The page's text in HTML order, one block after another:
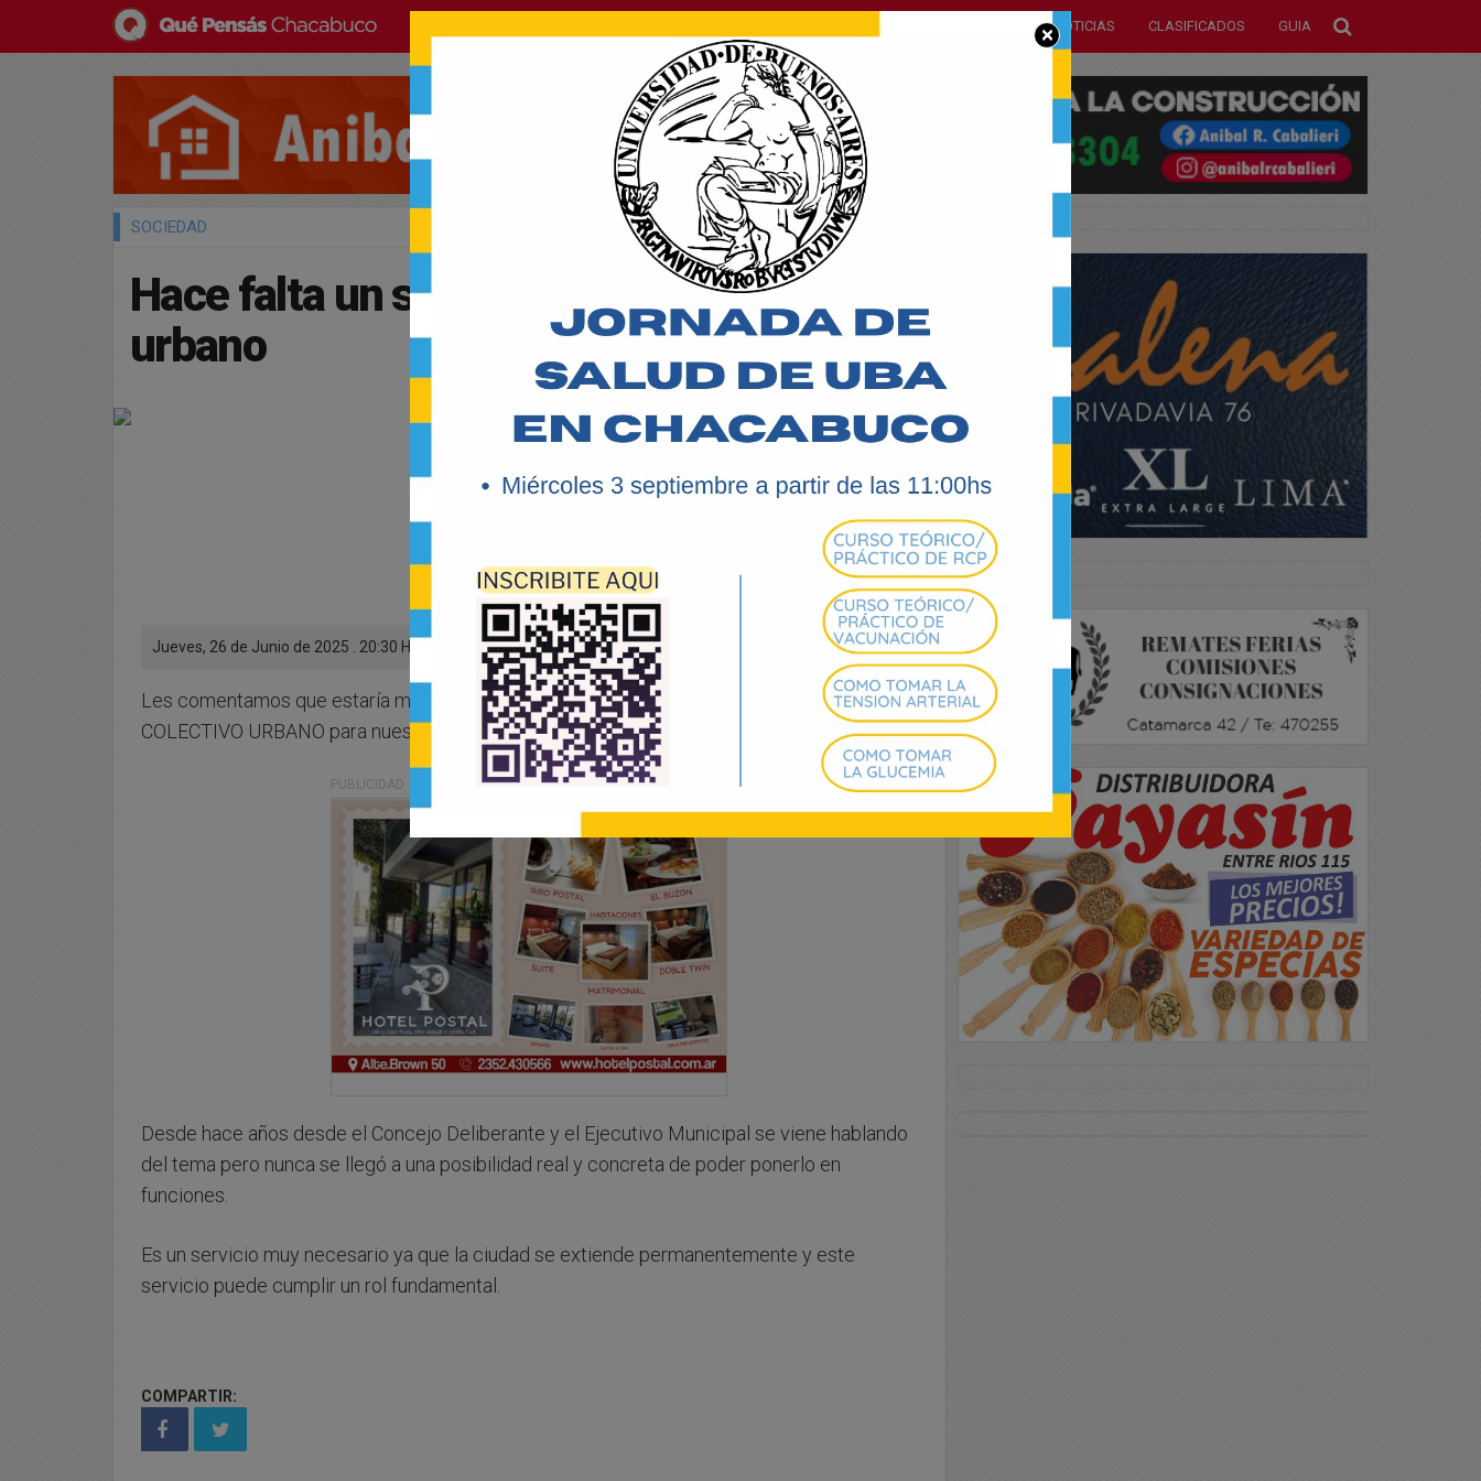
×NOTICIAS CLASIFICADOS GUIA
SOCIEDAD
Hace falta un servicio de colectivo
urbano
Jueves, 26 de Junio de 2025 . 20:30 Hs.
Les comentamos que estaría muy bueno que se pudiera avanzar con un SERVICIO de
COLECTIVO URBANO para nuestra ciudad.
PUBLICIDAD
Desde hace años desde el Concejo Deliberante y el Ejecutivo Municipal se viene hablando
del tema pero nunca se llegó a una posibilidad real y concreta de poder ponerlo en
funciones.
Es un servicio muy necesario ya que la ciudad se extiende permanentemente y este
servicio puede cumplir un rol fundamental.
COMPARTIR: